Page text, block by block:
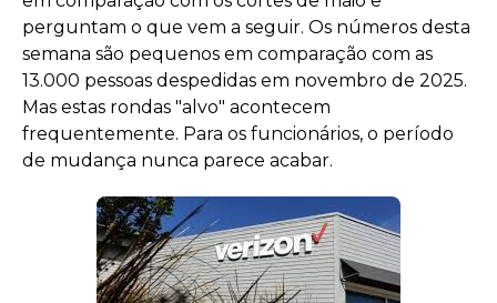
perguntam o que vem a seguir. Os números desta
semana são pequenos em comparação com as
13.000 pessoas despedidas em novembro de 2025.
Mas estas rondas "alvo" acontecem
frequentemente. Para os funcionários, o período
de mudança nunca parece acabar.